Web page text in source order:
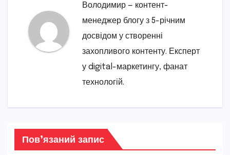
Володимир — контент-
менеджер блогу з 5-річним
досвідом у створенні
захопливого контенту. Експерт
у digital-маркетингу, фанат
технологій.
Пов’язаний запис